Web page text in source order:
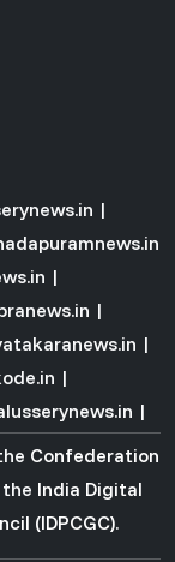
|
|
|
|
|
|
Confederation
India Digital
(IDPCGC).